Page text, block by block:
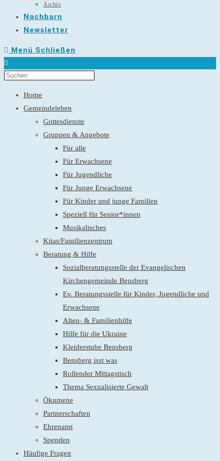
Archiv
Nachbarn
Newsletter
Menü Schließen
Home
Gemeindeleben
Gottesdienste
Gruppen & Angebote
Für alle
Für Erwachsene
Für Jugendliche
Für Junge Erwachsene
Für Kinder und junge Familien
Speziell für Senior*innen
Musikalisches
Kitas/Familienzentrum
Beratung & Hilfe
Sozialberatungsstelle der Evangelischen
Kirchengemeinde Bensberg
Ev. Beratungsstelle für Kinder, Jugendliche und
Erwachsene
Alten- & Familienhilfe
Hilfe für die Ukraine
Kleiderstube Bensberg
Bensberg isst was
Rollender Mittagstisch
Thema Sexualisierte Gewalt
Ökumene
Partnerschaften
Ehrenamt
Spenden
Häufige Fragen